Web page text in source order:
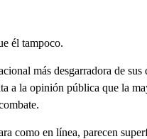
él tampoco.
más desgarradora de sus
a la opinión pública que la
como en línea, parecen